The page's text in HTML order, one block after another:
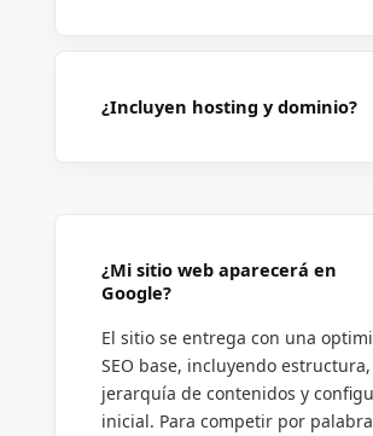
¿Incluyen hosting y dominio?
¿Mi sitio web aparecerá en
Google?
El sitio se entrega con una
SEO base, incluyendo
jerarquía de contenidos y
inicial. Para competir por